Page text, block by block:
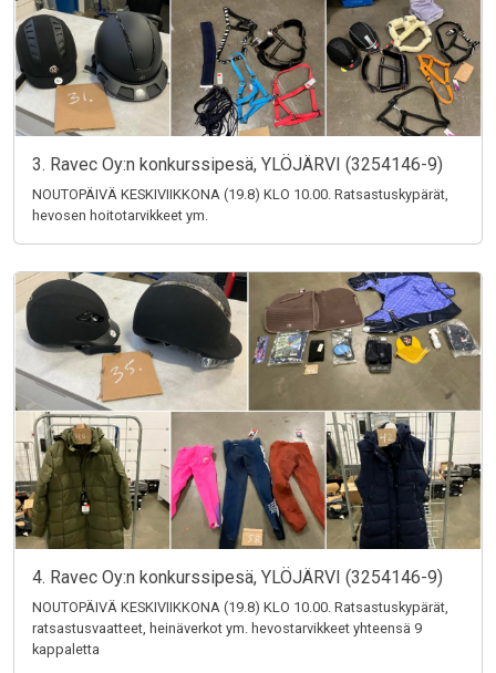
3. Ravec Oy:n konkurssipesä, YLÖJÄRVI (3254146-9)
NOUTOPÄIVÄ KESKIVIIKKONA (19.8) KLO 10.00. Ratsastuskypärät,
hevosen hoitotarvikkeet ym.
4. Ravec Oy:n konkurssipesä, YLÖJÄRVI (3254146-9)
NOUTOPÄIVÄ KESKIVIIKKONA (19.8) KLO 10.00. Ratsastuskypärät,
ratsastusvaatteet, heinäverkot ym. hevostarvikkeet yhteensä 9
kappaletta